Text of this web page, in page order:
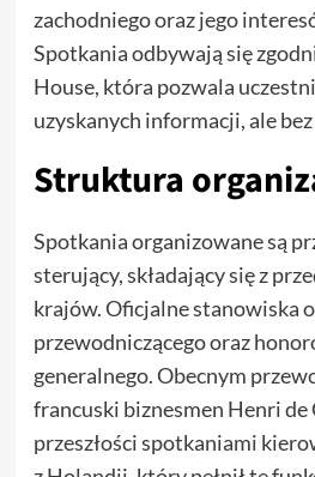
zachodniego oraz jego
Spotkania odbywają się
House, która pozwala
uzyskanych informacji, ale
Struktura
Spotkania organizowane są
sterujący, składający się z
krajów. Oficjalne stanowiska
przewodniczącego oraz
generalnego. Obecnym
francuski biznesmen Henri de
przeszłości spotkaniami